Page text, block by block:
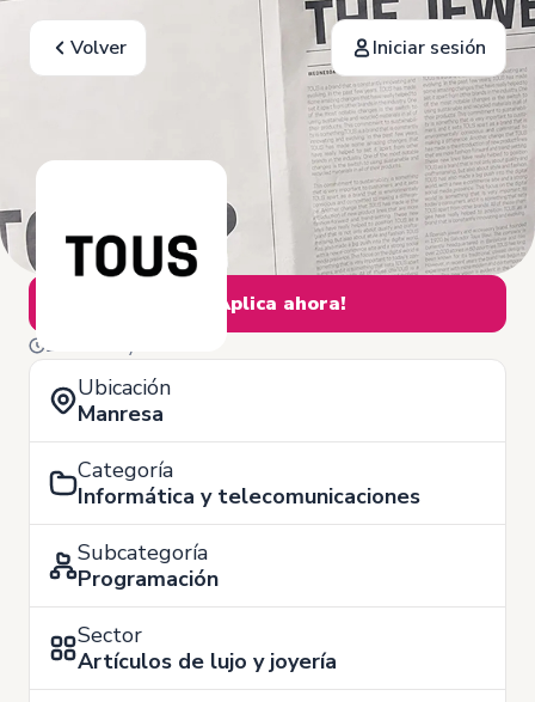
Volver Iniciar sesión
¡Aplica ahora!
28 de Mayo
Ubicación
Manresa
Categoría
Informática y telecomunicaciones
Subcategoría
Programación
Sector
Artículos de lujo y joyería